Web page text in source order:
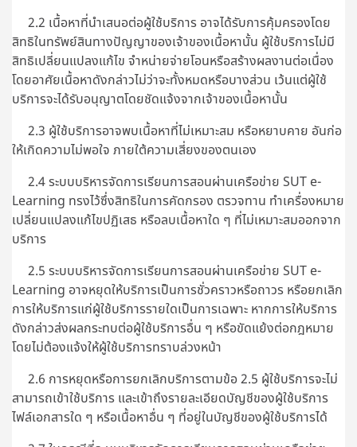
2.2 เนื้อหาที่นำเสนอต่อผู้ใช้บริการ อาจได้รับการคุ้มครองโดย
สิทธิในทรัพย์สินทางปัญญาของเจ้าของเนื้อหานั้น ผู้ใช้บริการไม่มี
สิทธิเปลี่ยนแปลงแก้ไข จำหน่ายจ่ายโอนหรือสร้างผลงานต่อเนื่อง
โดยอาศัยเนื้อหาดังกล่าวไม่ว่าจะทั้งหมดหรือบางส่วน เว้นแต่ผู้ใช้
บริการจะได้รับอนุญาตโดยชัดแจ้งจากเจ้าของเนื้อหานั้น
2.3 ผู้ใช้บริการอาจพบเนื้อหาที่ไม่เหมาะสม หรือหยาบคาย อันก่อ
ให้เกิดความไม่พอใจ ภายใต้ความเสี่ยงของตนเอง
2.4 ระบบบริหารจัดการเรียนการสอนผ่านเครือข่าย SUT e-
Learning ทรงไว้ซึ่งสิทธิในการคัดกรอง ตรวจทาน ทำเครื่องหมาย
เปลี่ยนแปลงแก้ไขปฏิเสธ หรือลบเนื้อหาใด ๆ ที่ไม่เหมาะสมออกจาก
บริการ
2.5 ระบบบริหารจัดการเรียนการสอนผ่านเครือข่าย SUT e-
Learning อาจหยุดให้บริการเป็นการชั่วคราวหรือถาวร หรือยกเลิก
การให้บริการแก่ผู้ใช้บริการรายใดเป็นการเฉพาะ หากการให้บริการ
ดังกล่าวส่งผลกระทบต่อผู้ใช้บริการอื่น ๆ หรือขัดแย้งต่อกฎหมาย
โดยไม่ต้องแจ้งให้ผู้ใช้บริการทราบล่วงหน้า
2.6 การหยุดหรือการยกเลิกบริการตามข้อ 2.5 ผู้ใช้บริการจะไม่
สามารถเข้าใช้บริการ และเข้าถึงรายละเอียดบัญชีของผู้ใช้บริการ
ไฟล์เอกสารใด ๆ หรือเนื้อหาอื่น ๆ ที่อยู่ในบัญชีของผู้ใช้บริการได้